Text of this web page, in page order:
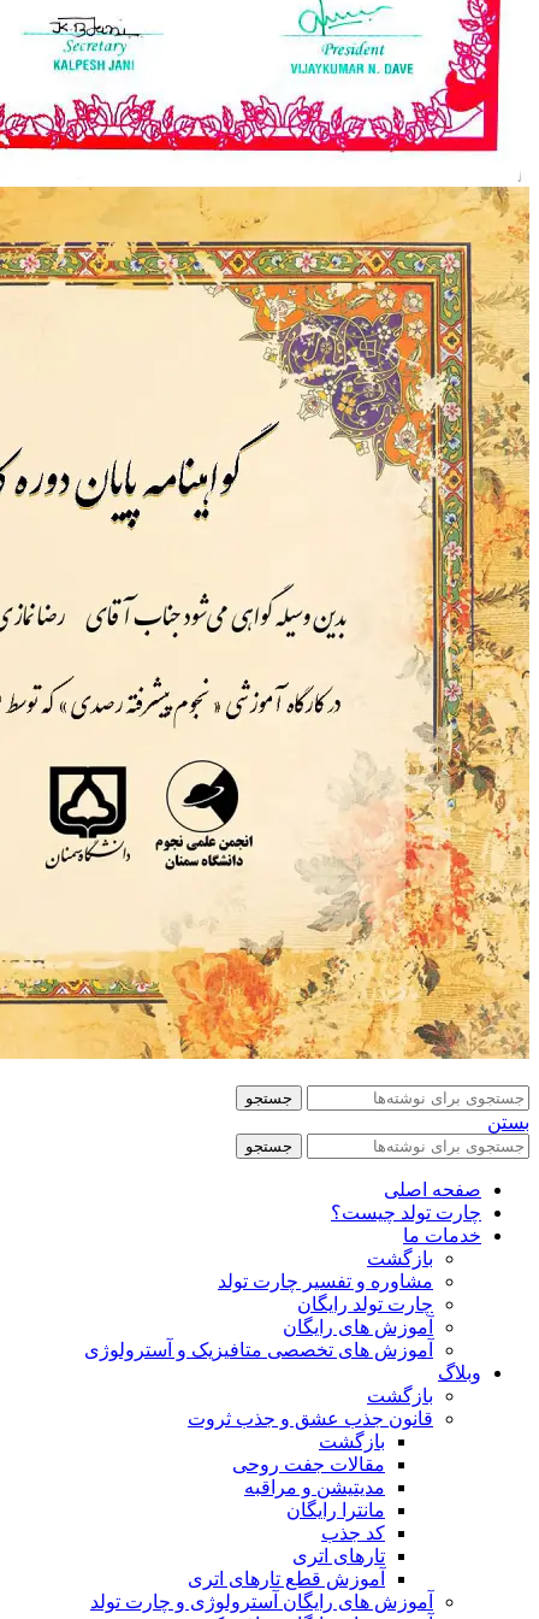
جستجو
بستن
جستجو
صفحه اصلی
چارت تولد چیست؟
خدمات ما
بازگشت
مشاوره و تفسیر چارت تولد
چارت تولد رایگان
آموزش های رایگان
آموزش های تخصصی متافیزیک و آسترولوژی
وبلاگ
بازگشت
قانون جذب عشق و جذب ثروت
بازگشت
مقالات جفت روحی
مدیتیشن و مراقبه
مانترا رایگان
کد جذب
تارهای اتری
آموزش قطع تارهای اتری
آموزش های رایگان آسترولوژی و چارت تولد